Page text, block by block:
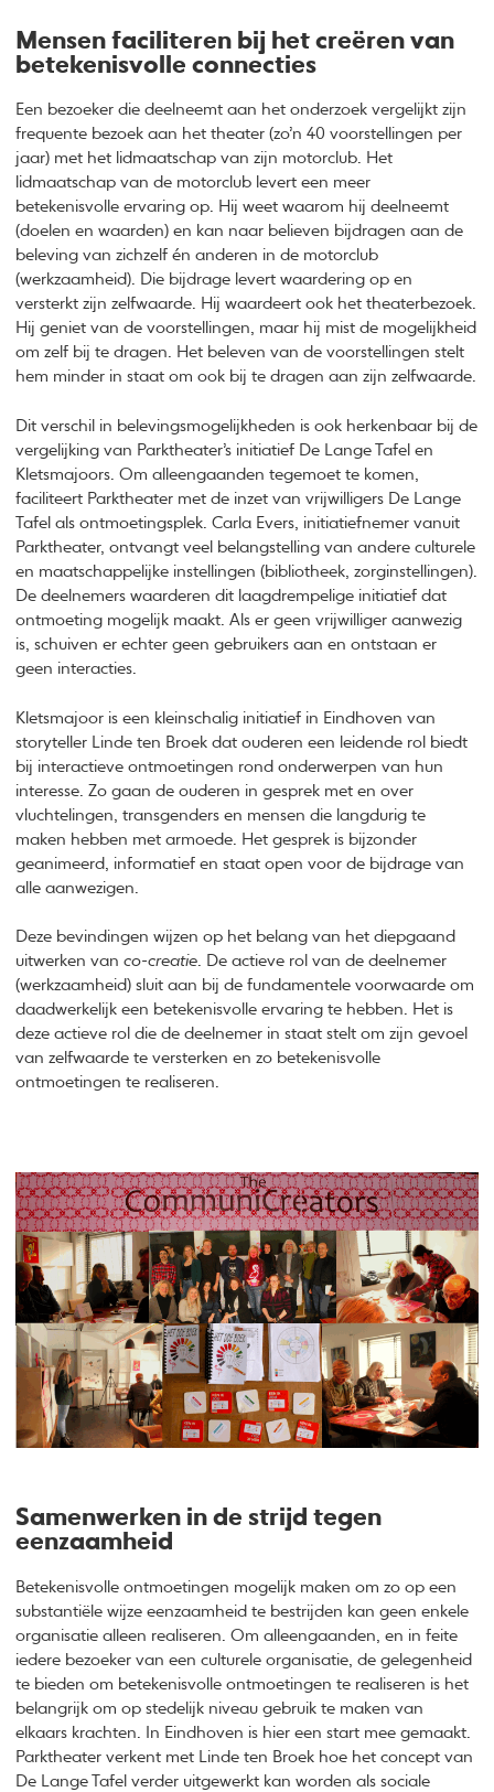
Mensen faciliteren bij het creëren van
betekenisvolle connecties
Een bezoeker die deelneemt aan het onderzoek vergelijkt zijn
frequente bezoek aan het theater (zo’n 40 voorstellingen per
jaar) met het lidmaatschap van zijn motorclub. Het
lidmaatschap van de motorclub levert een meer
betekenisvolle ervaring op. Hij weet waarom hij deelneemt
(doelen en waarden) en kan naar believen bijdragen aan de
beleving van zichzelf én anderen in de motorclub
(werkzaamheid). Die bijdrage levert waardering op en
versterkt zijn zelfwaarde. Hij waardeert ook het theaterbezoek.
Hij geniet van de voorstellingen, maar hij mist de mogelijkheid
om zelf bij te dragen. Het beleven van de voorstellingen stelt
hem minder in staat om ook bij te dragen aan zijn zelfwaarde.
Dit verschil in belevingsmogelijkheden is ook herkenbaar bij de
vergelijking van Parktheater’s initiatief De Lange Tafel en
Kletsmajoors. Om alleengaanden tegemoet te komen,
faciliteert Parktheater met de inzet van vrijwilligers De Lange
Tafel als ontmoetingsplek. Carla Evers, initiatiefnemer vanuit
Parktheater, ontvangt veel belangstelling van andere culturele
en maatschappelijke instellingen (bibliotheek, zorginstellingen).
De deelnemers waarderen dit laagdrempelige initiatief dat
ontmoeting mogelijk maakt. Als er geen vrijwilliger aanwezig
is, schuiven er echter geen gebruikers aan en ontstaan er
geen interacties.
Kletsmajoor is een kleinschalig initiatief in Eindhoven van
storyteller Linde ten Broek dat ouderen een leidende rol biedt
bij interactieve ontmoetingen rond onderwerpen van hun
interesse. Zo gaan de ouderen in gesprek met en over
vluchtelingen, transgenders en mensen die langdurig te
maken hebben met armoede. Het gesprek is bijzonder
geanimeerd, informatief en staat open voor de bijdrage van
alle aanwezigen.
Deze bevindingen wijzen op het belang van het diepgaand
uitwerken vanco-creatie. De actieve rol van de deelnemer
(werkzaamheid) sluit aan bij de fundamentele voorwaarde om
daadwerkelijk een betekenisvolle ervaring te hebben. Het is
deze actieve rol die de deelnemer in staat stelt om zijn gevoel
van zelfwaarde te versterken en zo betekenisvolle
ontmoetingen te realiseren.
Samenwerken in de strijd tegen
eenzaamheid
Betekenisvolle ontmoetingen mogelijk maken om zo op een
substantiële wijze eenzaamheid te bestrijden kan geen enkele
organisatie alleen realiseren. Om alleengaanden, en in feite
iedere bezoeker van een culturele organisatie, de gelegenheid
te bieden om betekenisvolle ontmoetingen te realiseren is het
belangrijk om op stedelijk niveau gebruik te maken van
elkaars krachten. In Eindhoven is hier een start mee gemaakt.
Parktheater verkent met Linde ten Broek hoe het concept van
De Lange Tafel verder uitgewerkt kan worden als sociale